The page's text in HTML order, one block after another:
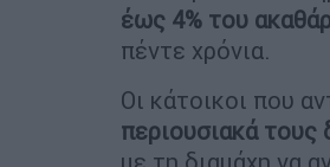
έως 4% του
πέντε χρόνια.
Οι κάτοικοι που
περιουσιακά τους